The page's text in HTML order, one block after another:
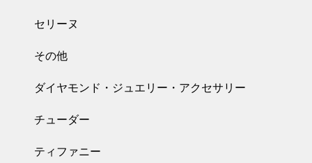
セリーヌ
その他
ダイヤモンド・ジュエリー・アクセサリー
チューダー
ティファニー